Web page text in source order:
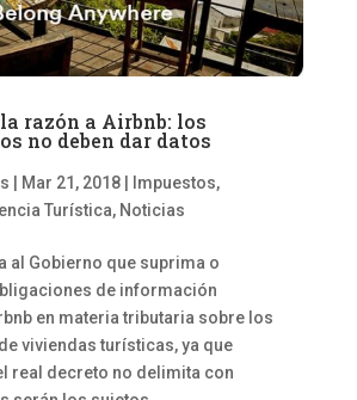
razón a Airbnb: los
no deben dar datos
Mar 21, 2018| Impuestos,
Turística, Noticias
al Gobierno que suprima o
de información
en materia tributaria sobre los
viviendas turísticas, ya que
real decreto no delimita con